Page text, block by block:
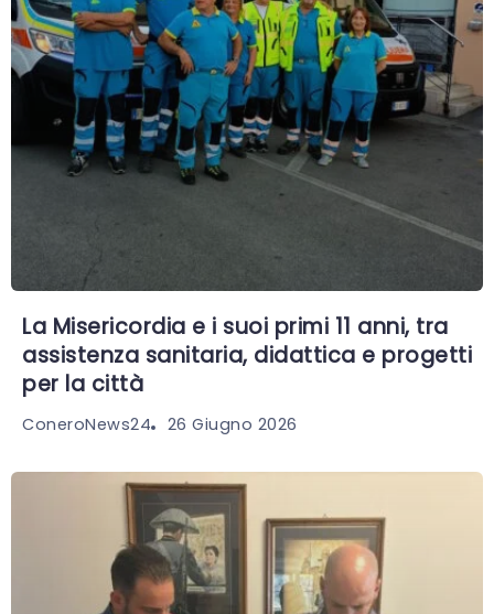
La Misericordia e i suoi primi 11 anni, tra
assistenza sanitaria, didattica e progetti
per la città
ConeroNews24 26 Giugno 2026